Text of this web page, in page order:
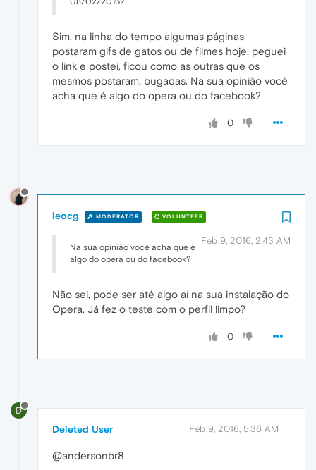
Sim, na linha do tempo algumas páginas
postaram gifs de gatos ou de filmes hoje, peguei
o link e postei, ficou como as outras que os
mesmos postaram, bugadas. Na sua opinião você
acha que é algo do opera ou do facebook?
0
leocg MODERATOR VOLUNTEER
Feb 9, 2016, 2:43 AM
Na sua opinião você acha que é
algo do opera ou do facebook?
Não sei, pode ser até algo aí na sua instalação do
Opera. Já fez o teste com o perfil limpo?
0
D
Deleted User Feb 9, 2016, 5:36 AM
@andersonbr8